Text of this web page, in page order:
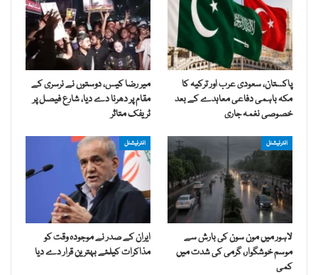
پاکستان، سعودی عرب اور ترکیہ کا
مکہ باہمی دفاعی معاہدے کے بعد
خصوصی نغمہ جاری
میر رضا کیس، دوستوں نے نرسری کے
مقام پر دھرنا دے دیا، شارع فیصل پر
ٹریفک متاثر
انٹرنیشنل
لاہور میں مون سون کی بارش سے
موسم خوشگوار، گرمی کی شدت میں
کمی
انٹرنیشنل
ایران کے صدر نے موجودہ وقت کو
مذاکرات کیلئے بہترین قرار دے دیا